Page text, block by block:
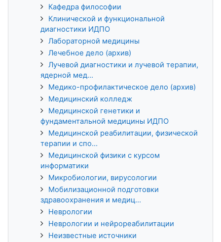
Кафедра философии
Клинической и функциональной
диагностики ИДПО
Лабораторной медицины
Лечебное дело (архив)
Лучевой диагностики и лучевой терапии,
ядерной мед...
Медико-профилактическое дело (архив)
Медицинский колледж
Медицинской генетики и
фундаментальной медицины ИДПО
Медицинской реабилитации, физической
терапии и спо...
Медицинской физики с курсом
информатики
Микробиологии, вирусологии
Мобилизационной подготовки
здравоохранения и медиц...
Неврологии
Неврологии и нейрореабилитации
Неизвестные источники